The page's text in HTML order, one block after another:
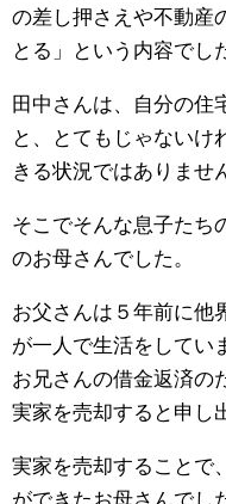
の差し押さえや不動産
とる」という内容でし
田中さんは、自分の住
と、とてもじゃないけ
きる状況ではありませ
そこでそんな息子たち
のお母さんでした。
お父さんは５年前に他
が一人で生活をしてい
お兄さんの借金返済の
実家を売却すると申し
実家を売却することで